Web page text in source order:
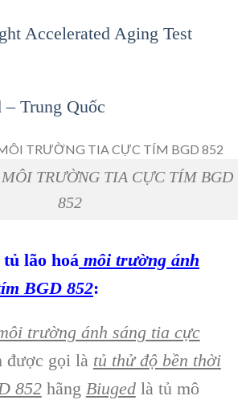
Accelerated Aging Test
– Trung Quốc
TRƯỜNG TIA CỰC TÍM BGD
852
lão hoá môi trường ánh
BGD 852:
trường ánh sáng tia cực
được gọi là tủ thử độ bền thời
852hãng Biugedlà tủ mô